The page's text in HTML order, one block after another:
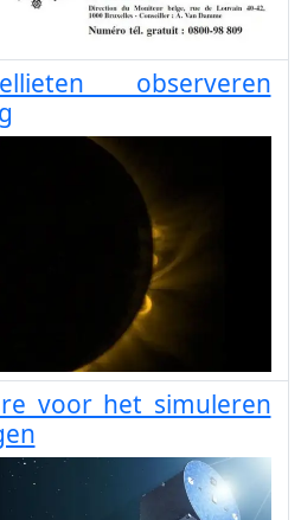
observeren
voor het simuleren